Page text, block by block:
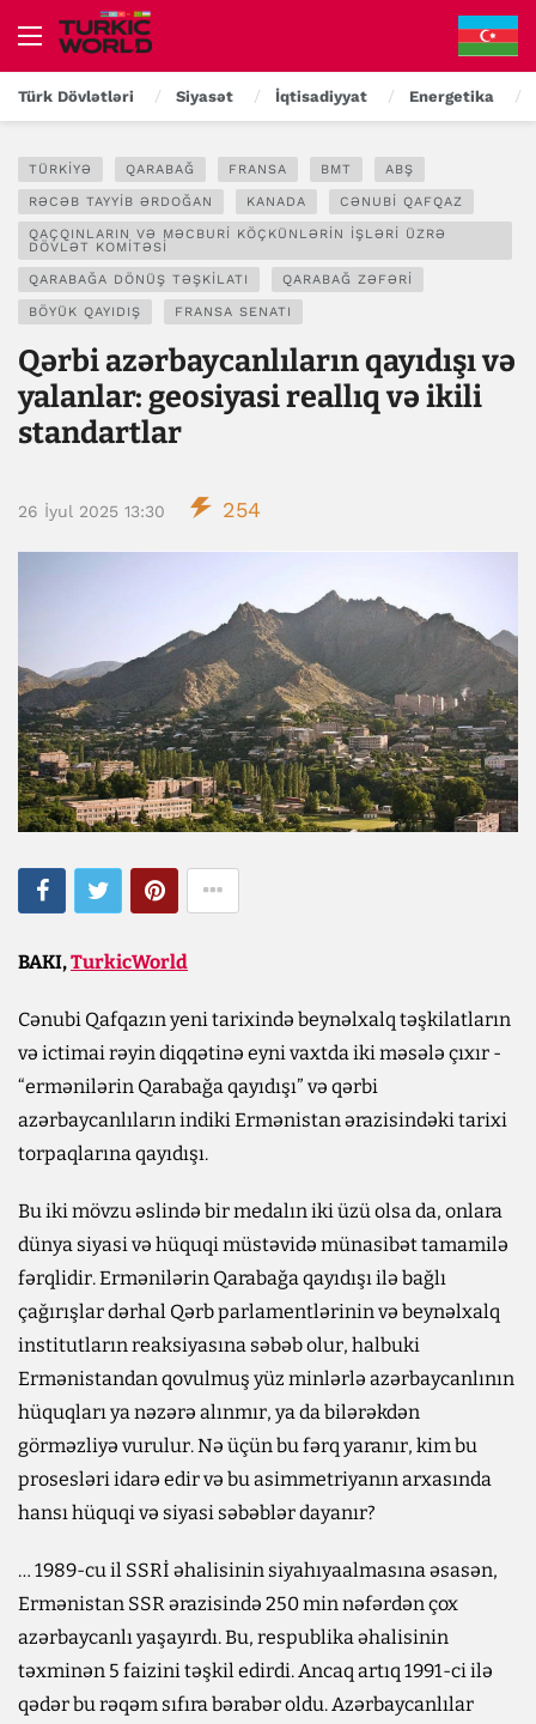
Türk Dövlətləri Siyasət İqtisadiyyat Energetika
TÜRKIYƏ QARABAĞ FRANSA BMT ABŞ
RƏCƏB TAYYIB ƏRDOĞAN KANADA CƏNUBI QAFQAZ
QAÇQINLARIN VƏ MƏCBURI KÖÇKÜNLƏRIN İŞLƏRI ÜZRƏ
DÖVLƏT KOMITƏSI
QARABAĞA DÖNÜŞ TƏŞKILATI QARABAĞ ZƏFƏRI
BÖYÜK QAYIDIŞ FRANSA SENATI
Qərbi azərbaycanlıların qayıdışı və
yalanlar: geosiyasi reallıq və ikili
standartlar
26 İyul 2025 13:30 254
BAKI,TurkicWorld
Cənubi Qafqazın yeni tarixində beynəlxalq təşkilatların
və ictimai rəyin diqqətinə eyni vaxtda iki məsələ çıxır -
“ermənilərin Qarabağa qayıdışı” və qərbi
azərbaycanlıların indiki Ermənistan ərazisindəki tarixi
torpaqlarına qayıdışı.
Bu iki mövzu əslində bir medalın iki üzü olsa da, onlara
dünya siyasi və hüquqi müstəvidə münasibət tamamilə
fərqlidir. Ermənilərin Qarabağa qayıdışı ilə bağlı
çağırışlar dərhal Qərb parlamentlərinin və beynəlxalq
institutların reaksiyasına səbəb olur, halbuki
Ermənistandan qovulmuş yüz minlərlə azərbaycanlının
hüquqları ya nəzərə alınmır, ya da bilərəkdən
görməzliyə vurulur. Nə üçün bu fərq yaranır, kim bu
prosesləri idarə edir və bu asimmetriyanın arxasında
hansı hüquqi və siyasi səbəblər dayanır?
… 1989-cu il SSRİ əhalisinin siyahıyaalmasına əsasən,
Ermənistan SSR ərazisində 250 min nəfərdən çox
azərbaycanlı yaşayırdı. Bu, respublika əhalisinin
təxminən 5 faizini təşkil edirdi. Ancaq artıq 1991-ci ilə
qədər bu rəqəm sıfıra bərabər oldu. Azərbaycanlılar